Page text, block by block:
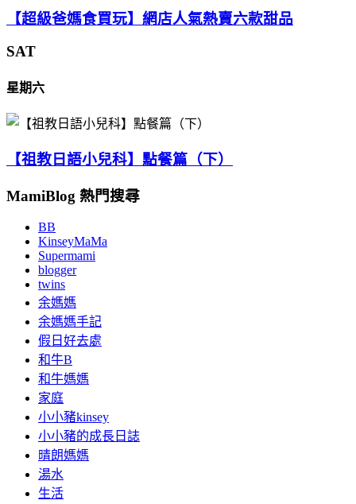
【超級爸媽食買玩】網店人氣熱賣六款甜品
SAT
星期六
【祖教日語小兒科】點餐篇（下）
MamiBlog 熱門搜尋
BB
KinseyMaMa
Supermami
blogger
twins
余媽媽
余媽媽手記
假日好去處
和牛B
和牛媽媽
家庭
小小豬kinsey
小小豬的成長日誌
晴朗媽媽
湯水
生活